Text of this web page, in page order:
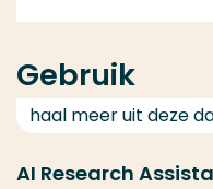
Gebruik
haal meer uit deze
AI Research